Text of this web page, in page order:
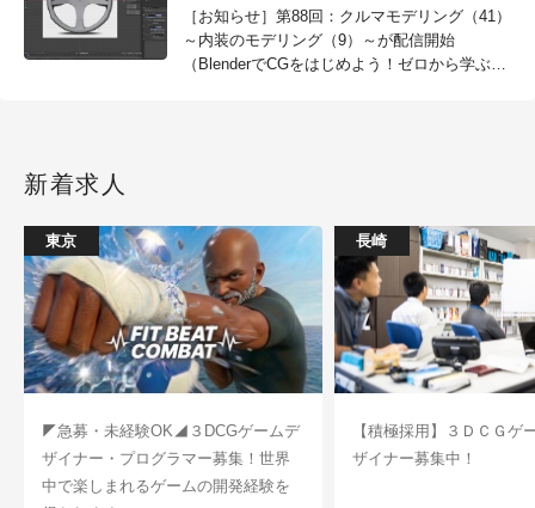
［お知らせ］第88回：クルマモデリング（41）
～内装のモデリング（9）～が配信開始
（BlenderでCGをはじめよう！ゼロから学ぶ
新着求人
東京
◤急募・未経験OK◢３DCGゲームデ
ザイナー・プログラマー募集！世界
中で楽しまれるゲームの開発経験を
長崎
【積極採用】３ＤＣＧゲ
ザイナー募集中！